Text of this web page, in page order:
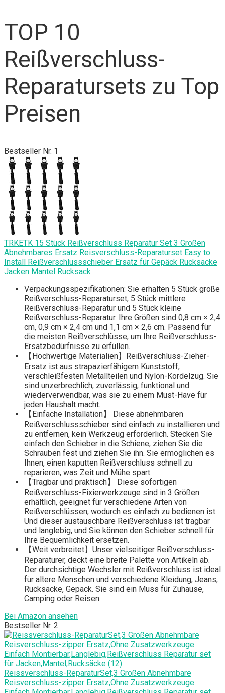
TOP 10
Reißverschluss-
Reparatursets zu Top
Preisen
Bestseller Nr. 1
TRKETK 15 Stück Reißverschluss Reparatur Set 3 Größen
Abnehmbares Ersatz Reisverschluss-Reparaturset Easy to
Install Reißverschlussschieber Ersatz für Gepäck Rucksäcke
Jacken Mantel Rucksack
Verpackungsspezifikationen: Sie erhalten 5 Stück große
Reißverschluss-Reparaturset, 5 Stück mittlere
Reißverschluss-Reparatur und 5 Stück kleine
Reißverschluss-Reparatur. Ihre Größen sind 0,8 cm × 2,4
cm, 0,9 cm × 2,4 cm und 1,1 cm × 2,6 cm. Passend für
die meisten Reißverschlüsse, um Ihre Reißverschluss-
Ersatzbedürfnisse zu erfüllen.
【Hochwertige Materialien】Reißverschluss-Zieher-
Ersatz ist aus strapazierfähigem Kunststoff,
verschleißfesten Metallteilen und Nylon-Kordelzug. Sie
sind unzerbrechlich, zuverlässig, funktional und
wiederverwendbar, was sie zu einem Must-Have für
jeden Haushalt macht.
【Einfache Installation】 Diese abnehmbaren
Reißverschlussschieber sind einfach zu installieren und
zu entfernen, kein Werkzeug erforderlich. Stecken Sie
einfach den Schieber in die Schiene, ziehen Sie die
Schrauben fest und ziehen Sie ihn. Sie ermöglichen es
Ihnen, einen kaputten Reißverschluss schnell zu
reparieren, was Zeit und Mühe spart.
【Tragbar und praktisch】 Diese sofortigen
Reißverschluss-Fixierwerkzeuge sind in 3 Größen
erhältlich, geeignet für verschiedene Arten von
Reißverschlüssen, wodurch es einfach zu bedienen ist.
Und dieser austauschbare Reißverschluss ist tragbar
und langlebig, und Sie können den Schieber schnell für
Ihre Bequemlichkeit ersetzen.
【Weit verbreitet】Unser vielseitiger Reißverschluss-
Reparaturer, deckt eine breite Palette von Artikeln ab.
Der durchsichtige Wechsler mit Reißverschluss ist ideal
für ältere Menschen und verschiedene Kleidung, Jeans,
Rucksäcke, Gepäck. Sie sind ein Muss für Zuhause,
Camping oder Reisen.
Bei Amazon ansehen
Bestseller Nr. 2
Reissverschluss-ReparaturSet,3 Größen Abnehmbare
Reisverschluss-zipper Ersatz,Ohne Zusatzwerkzeuge